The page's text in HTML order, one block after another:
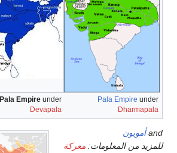
Pala Empire under
Dharmapala
Pala Empire under
Devapala
and أمويون
للمزيد من المعلومات: معركة